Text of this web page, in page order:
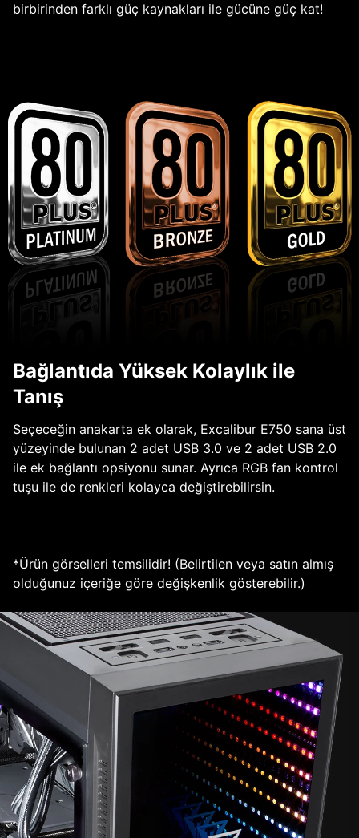
birbirinden farklı güç kaynakları ile gücüne güç kat!
Bağlantıda Yüksek Kolaylık ile
Tanış
Seçeceğin anakarta ek olarak, Excalibur E750 sana üst
yüzeyinde bulunan 2 adet USB 3.0 ve 2 adet USB 2.0
ile ek bağlantı opsiyonu sunar. Ayrıca RGB fan kontrol
tuşu ile de renkleri kolayca değiştirebilirsin.
*Ürün görselleri temsilidir! (Belirtilen veya satın almış
olduğunuz içeriğe göre değişkenlik gösterebilir.)